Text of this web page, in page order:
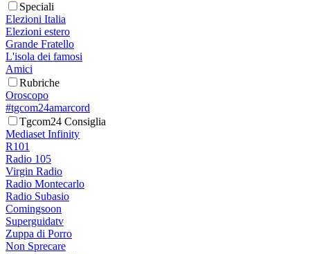
Speciali
Elezioni Italia
Elezioni estero
Grande Fratello
L'isola dei famosi
Amici
Rubriche
Oroscopo
#tgcom24amarcord
Tgcom24 Consiglia
Mediaset Infinity
R101
Radio 105
Virgin Radio
Radio Montecarlo
Radio Subasio
Comingsoon
Superguidatv
Zuppa di Porro
Non Sprecare